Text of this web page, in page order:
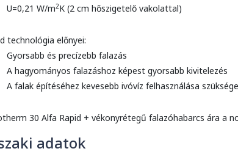
U=0,21 W/m2K (2 cm hőszigetelő vakolattal)
technológia előnyei:
Gyorsabb és precízebb falazás
A hagyományos falazáshoz képest gyorsabb kivitelezés
A falak építéséhez kevesebb ivóvíz felhasználása
30 Alfa Rapid + vékonyrétegű falazóhabarcs ára a
adatok